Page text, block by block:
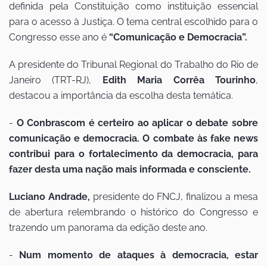
definida pela Constituição como instituição essencial
para o acesso à Justiça. O tema central escolhido para o
Congresso esse ano é “Comunicação e Democracia”.
A presidente do Tribunal Regional do Trabalho do Rio de
Janeiro (TRT-RJ), Edith Maria Corrêa Tourinho,
destacou a importância da escolha desta temática.
- O Conbrascom é certeiro ao aplicar o debate sobre
comunicação e democracia. O combate às fake news
contribui para o fortalecimento da democracia, para
fazer desta uma nação mais informada e consciente.
Luciano Andrade, presidente do FNCJ, finalizou a mesa
de abertura relembrando o histórico do Congresso e
trazendo um panorama da edição deste ano.
- Num momento de ataques à democracia, estar